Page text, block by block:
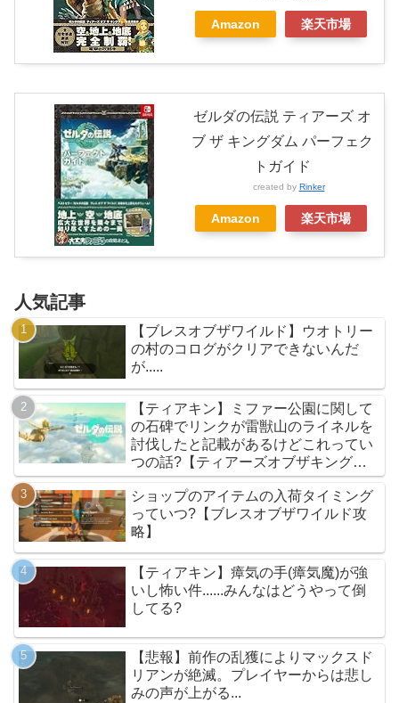
Amazon 楽天市場
ゼルダの伝説 ティアーズ オ
ブ ザ キングダム パーフェク
トガイド
created by Rinker
Amazon 楽天市場
人気記事
【ブレスオブザワイルド】ウオトリー
の村のコログがクリアできないんだ
が.....
【ティアキン】ミファー公園に関して
の石碑でリンクが雷獣山のライネルを
討伐したと記載があるけどこれってい
つの話?【ティアーズオブザキングダ
ム】
ショップのアイテムの入荷タイミング
っていつ?【ブレスオブザワイルド攻
略】
【ティアキン】瘴気の手(瘴気魔)が強
いし怖い件......みんなはどうやって倒
してる?
【悲報】前作の乱獲によりマックスド
リアンが絶滅。プレイヤーからは悲し
みの声が上がる...